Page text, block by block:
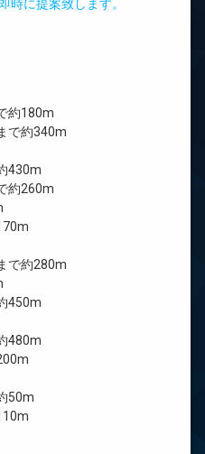
時に提案致します。
約180m
で約340m
430m
約260m
で約280m
450m
480m
50m